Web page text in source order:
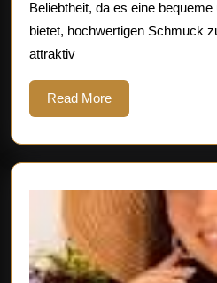
Beliebtheit, da es eine
bietet, hochwertigen Schmuck
attraktiv
Read MoreRead
More